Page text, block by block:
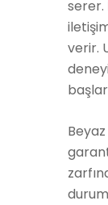
serer.
verir.